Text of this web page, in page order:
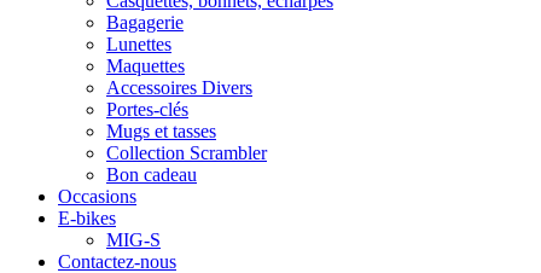
Bagagerie
Lunettes
Maquettes
Accessoires Divers
Portes-clés
Mugs et tasses
Collection Scrambler
Bon cadeau
Occasions
E-bikes
MIG-S
Contactez-nous